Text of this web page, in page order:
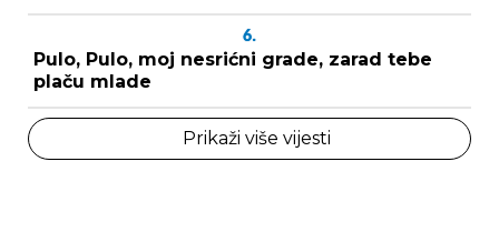
6.
Pulo, Pulo, moj nesrićni grade, zarad tebe
plaču mlade
Prikaži više vijesti